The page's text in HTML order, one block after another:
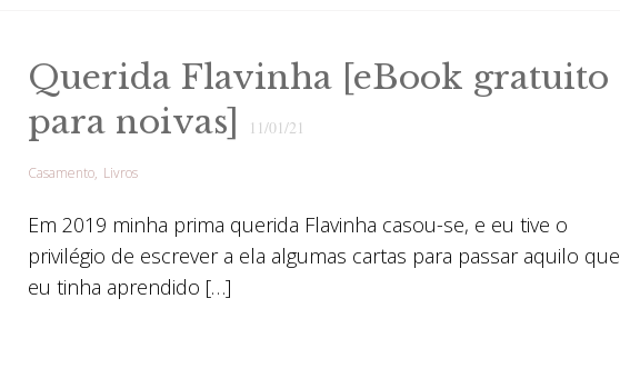
Querida Flavinha [eBook gratuito
para noivas]
11/01/21
Casamento Livros
Em 2019 minha prima querida Flavinha casou-se, e eu tive o
privilégio de escrever a ela algumas cartas para passar aquilo que
eu tinha aprendido […]